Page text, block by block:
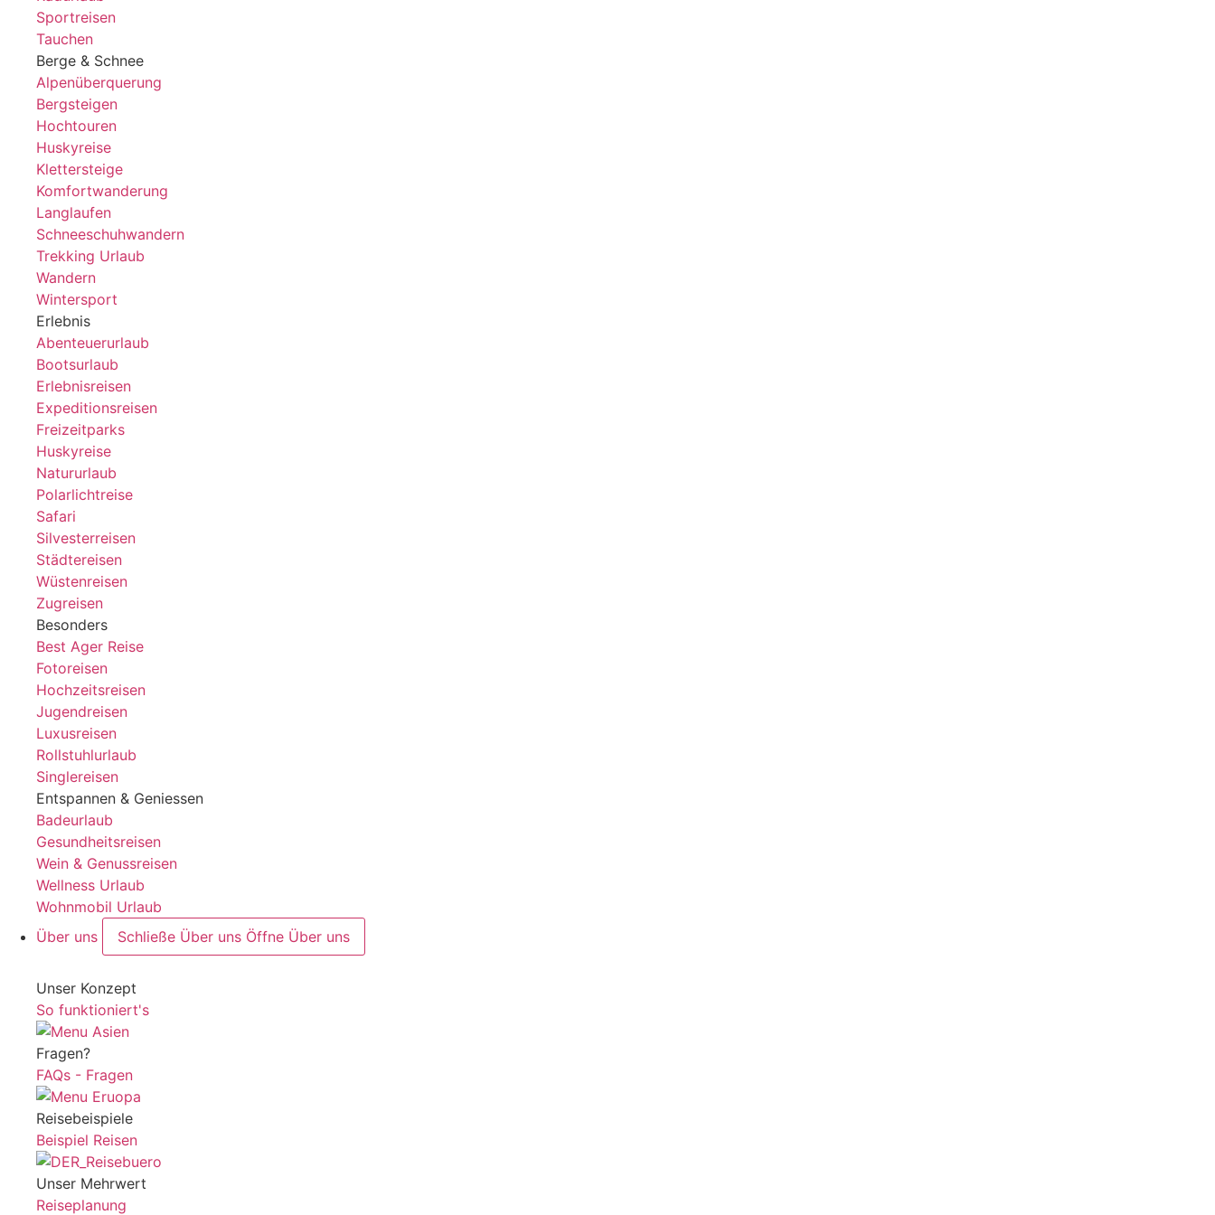
Sportreisen
Tauchen
Berge & Schnee
Alpenüberquerung
Bergsteigen
Hochtouren
Huskyreise
Klettersteige
Komfortwanderung
Langlaufen
Schneeschuhwandern
Trekking Urlaub
Wandern
Wintersport
Erlebnis
Abenteuerurlaub
Bootsurlaub
Erlebnisreisen
Expeditionsreisen
Freizeitparks
Huskyreise
Natururlaub
Polarlichtreise
Safari
Silvesterreisen
Städtereisen
Wüstenreisen
Zugreisen
Besonders
Best Ager Reise
Fotoreisen
Hochzeitsreisen
Jugendreisen
Luxusreisen
Rollstuhlurlaub
Singlereisen
Entspannen & Geniessen
Badeurlaub
Gesundheitsreisen
Wein & Genussreisen
Wellness Urlaub
Wohnmobil Urlaub
Über uns
Schließe Über uns Öffne Über uns
Unser Konzept
So funktioniert's
Fragen?
FAQs - Fragen
Reisebeispiele
Beispiel Reisen
Unser Mehrwert
Reiseplanung